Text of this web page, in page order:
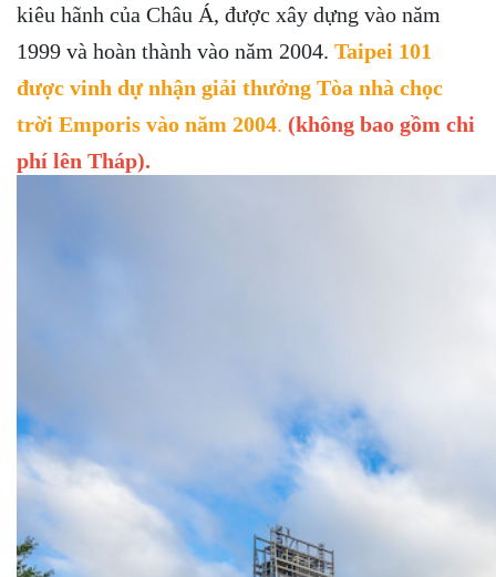
kiêu hãnh của Châu Á, được xây dựng vào năm
1999 và hoàn thành vào năm 2004. Taipei 101
được vinh dự nhận giải thưởng Tòa nhà chọc
trời Emporis vào năm 2004. (không bao gồm chi
phí lên Tháp).